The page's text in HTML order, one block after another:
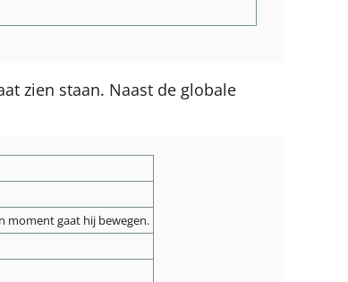
zien staan. Naast de globale
moment gaat hij bewegen.